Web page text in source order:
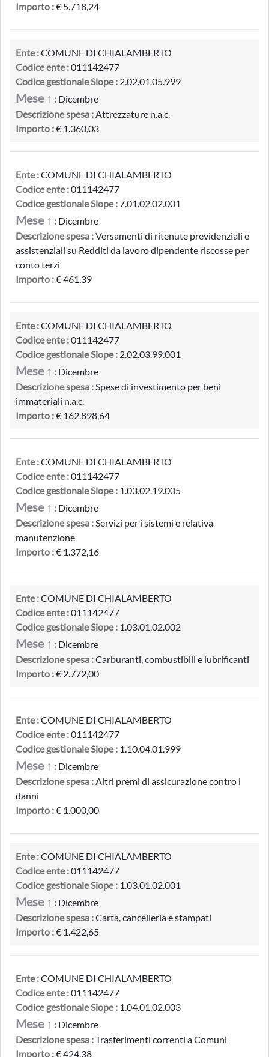
Importo :€ 5.718,24
Ente :COMUNE DI CHIALAMBERTO
Codice ente :011142477
Codice gestionale Siope : 2.02.01.05.999
Mese ↑ : Dicembre
Descrizione spesa :Attrezzature n.a.c.
Importo :€ 1.360,03
Ente :COMUNE DI CHIALAMBERTO
Codice ente :011142477
Codice gestionale Siope :7.01.02.02.001
Mese ↑ : Dicembre
Descrizione spesa :Versamenti di ritenute previdenziali e
assistenziali su Redditi da lavoro dipendente riscosse per
conto terzi
Importo :€ 461,39
Ente :COMUNE DI CHIALAMBERTO
Codice ente :011142477
Codice gestionale Siope : 2.02.03.99.001
Mese ↑ : Dicembre
Descrizione spesa :Spese di investimento per beni
immateriali n.a.c.
Importo :€ 162.898,64
Ente :COMUNE DI CHIALAMBERTO
Codice ente :011142477
Codice gestionale Siope : 1.03.02.19.005
Mese ↑ : Dicembre
Descrizione spesa :Servizi per i sistemi e relativa
manutenzione
Importo :€ 1.372,16
Ente :COMUNE DI CHIALAMBERTO
Codice ente :011142477
Codice gestionale Siope : 1.03.01.02.002
Mese ↑ : Dicembre
Descrizione spesa :Carburanti, combustibili e lubrificanti
Importo :€ 2.772,00
Ente :COMUNE DI CHIALAMBERTO
Codice ente :011142477
Codice gestionale Siope : 1.10.04.01.999
Mese ↑ : Dicembre
Descrizione spesa :Altri premi di assicurazione contro i
danni
Importo :€ 1.000,00
Ente :COMUNE DI CHIALAMBERTO
Codice ente :011142477
Codice gestionale Siope : 1.03.01.02.001
Mese ↑ : Dicembre
Descrizione spesa :Carta, cancelleria e stampati
Importo :€ 1.422,65
Ente :COMUNE DI CHIALAMBERTO
Codice ente :011142477
Codice gestionale Siope : 1.04.01.02.003
Mese ↑ : Dicembre
Descrizione spesa :Trasferimenti correnti a Comuni
Importo :€ 424,38